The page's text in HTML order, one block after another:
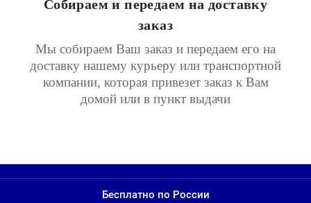
Собираем и передаем на доставку
заказ
Мы собираем Ваш заказ и передаем его на
доставку нашему курьеру или транспортной
компании, которая привезет заказ к Вам
домой или в пункт выдачи
Бесплатно по России